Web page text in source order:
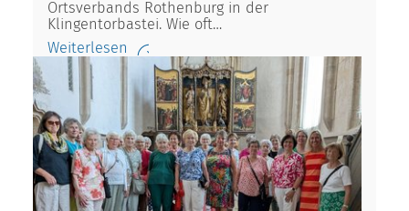
Ortsverbands Rothenburg in der
Klingentorbastei. Wie oft…
Weiterlesen